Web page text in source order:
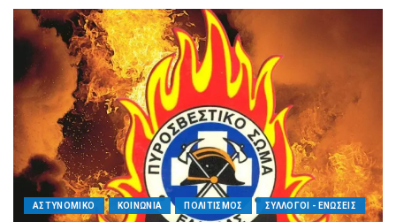
ΑΣΤΥΝΟΜΙΚΟ ΚΟΙΝΩΝΙΑ ΠΟΛΙΤΙΣΜΟΣ ΣΥΛΛΟΓΟΙ - ΕΝΩΣΕΙΣ